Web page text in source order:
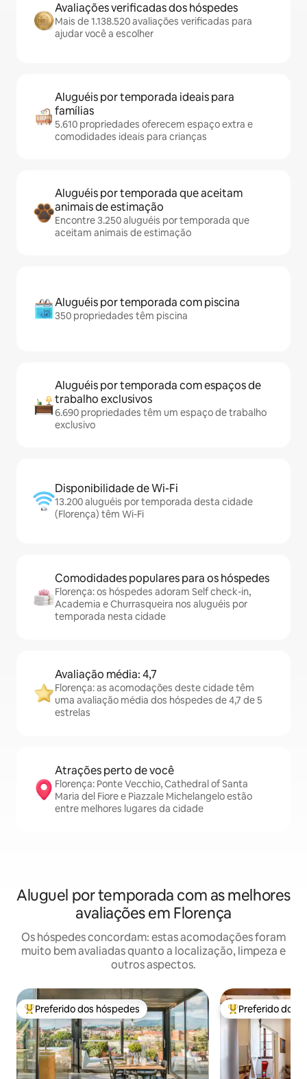
Avaliações verificadas dos hóspedes
Mais de 1.138.520 avaliações verificadas para
ajudar você a escolher
Aluguéis por temporada ideais para
famílias
5.610 propriedades oferecem espaço extra e
comodidades ideais para crianças
Aluguéis por temporada que aceitam
animais de estimação
Encontre 3.250 aluguéis por temporada que
aceitam animais de estimação
Aluguéis por temporada com piscina
350 propriedades têm piscina
Aluguéis por temporada com espaços de
trabalho exclusivos
6.690 propriedades têm um espaço de trabalho
exclusivo
Disponibilidade de Wi-Fi
13.200 aluguéis por temporada desta cidade
(Florença) têm Wi-Fi
Comodidades populares para os hóspedes
Florença: os hóspedes adoram Self check-in,
Academia e Churrasqueira nos aluguéis por
temporada nesta cidade
Avaliação média: 4,7
Florença: as acomodações deste cidade têm
uma avaliação média dos hóspedes de 4,7 de 5
estrelas
Atrações perto de você
Florença: Ponte Vecchio, Cathedral of Santa
Maria del Fiore e Piazzale Michelangelo estão
entre melhores lugares da cidade
Aluguel por temporada com as melhores
avaliações em Florença
Os hóspedes concordam: estas acomodações foram
muito bem avaliadas quanto a localização, limpeza e
outros aspectos.
Entre os melhores preferidos dos hóspedes
Preferido dos hóspedes Entre os
Preferido dos